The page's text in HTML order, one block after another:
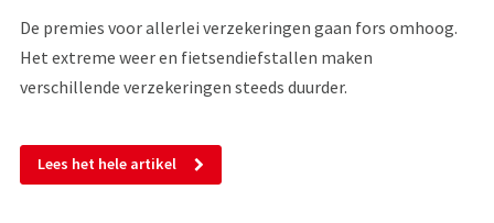
De premies voor allerlei verzekeringen gaan fors omhoog.
Het extreme weer en fietsendiefstallen maken
verschillende verzekeringen steeds duurder.
Lees het hele artikel